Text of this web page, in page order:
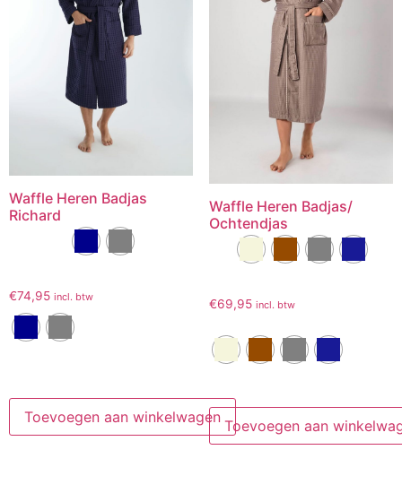
Waffle Heren Badjas
Richard
€74,95 incl. btw
Toevoegen aan winkelwagen
Waffle Heren Badjas/
Ochtendjas
€69,95 incl. btw
Toevoegen aan